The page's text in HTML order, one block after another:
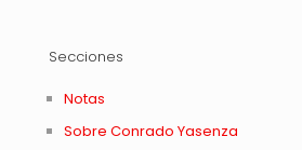
Secciones
Notas
Sobre Conrado Yasenza